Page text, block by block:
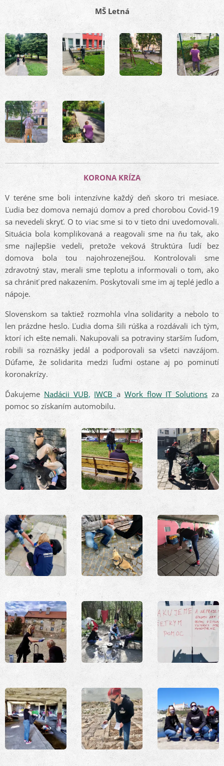
MŠ Letná
KORONA KRÍZA
V teréne sme boli intenzívne každý deň skoro tri mesiace.
Ľudia bez domova nemajú domov a pred chorobou Covid-19
sa nevedeli skryť. O to viac sme si to v tieto dni uvedomovali.
Situácia bola komplikovaná a reagovali sme na ňu tak, ako
sme najlepšie vedeli, pretože veková štruktúra ľudí bez
domova bola tou najohrozenejšou. Kontrolovali sme
zdravotný stav, merali sme teplotu a informovali o tom, ako
sa chrániť pred nakazením. Poskytovali sme im aj teplé jedlo a
nápoje.
Slovenskom sa taktiež rozmohla vlna solidarity a nebolo to
len prázdne heslo. Ľudia doma šili rúška a rozdávali ich tým,
ktorí ich ešte nemali. Nakupovali sa potraviny starším ľuďom,
robili sa roznášky jedál a podporovali sa všetci navzájom.
Dúfame, že solidarita medzi ľuďmi ostane aj po pominutí
koronakrízy.
ĎakujemeNadácii VUB, IWCB a Work flow IT Solutions za
pomoc so získaním automobilu.